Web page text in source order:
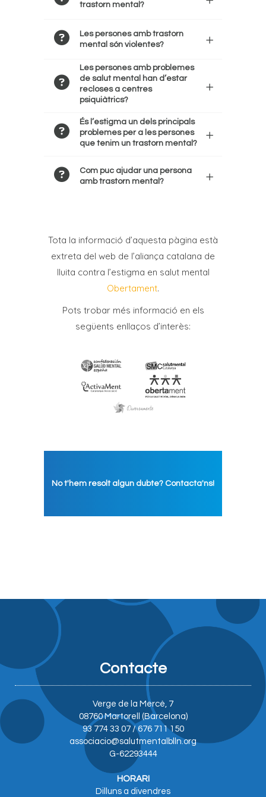
trastorn mental?
Les persones amb trastorn
mental són violentes?
Les persones amb problemes
de salut mental han d’estar
recloses a centres
psiquiàtrics?
És l’estigma un dels principals
problemes per a les persones
que tenim un trastorn mental?
Com puc ajudar una persona
amb trastorn mental?
Tota la informació d’aquesta pàgina està
extreta del web de l’aliança catalana de
lluita contra l’estigma en salut mental
Obertament.
Pots trobar més informació en els
següents enllaços d’interès:
No t'hem resolt algun dubte? Contacta'ns!
Contacte
Verge de la Mercè, 7
08760 Martorell (Barcelona)
93 774 33 07 / 676 711 150
associacio@salutmentalblln.org
G-62293444
HORARI
Dilluns a divendres